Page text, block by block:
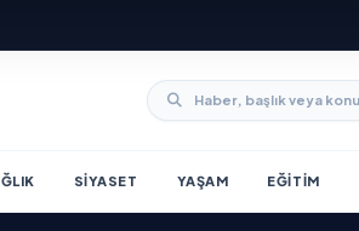
SIYASET YAŞAM EĞITIM